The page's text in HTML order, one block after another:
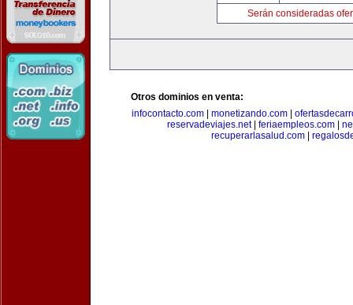
Serán consideradas
Otros dominios en venta:
infocontacto.com
monetizando.com
reservadeviajes.net| feriaempleos.com
recuperarlasalud.com